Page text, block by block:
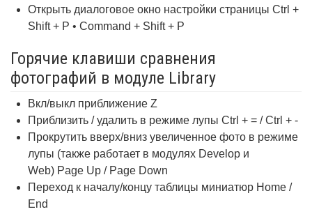
Открыть диалоговое окно настройки страницы Ctrl +
Shift + P • Command + Shift + P
Горячие клавиши сравнения
фотографий в модуле Library
Вкл/выкл приближение Z
Приблизить / удалить в режиме лупы Ctrl + = / Ctrl + -
Прокрутить вверх/вниз увеличенное фото в режиме
лупы (также работает в модулях Develop и
Web) Page Up / Page Down
Переход к началу/концу таблицы миниатюр Home /
End